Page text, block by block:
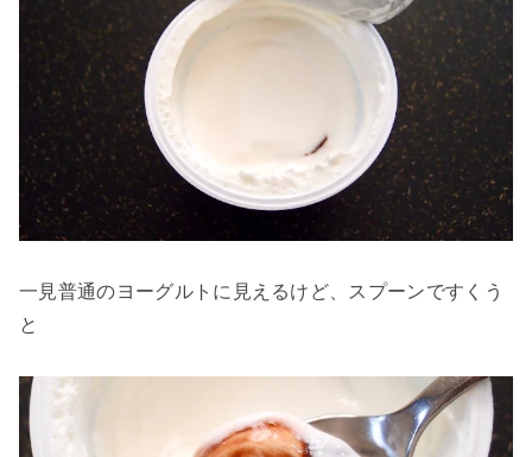
一見普通のヨーグルトに見えるけど、スプーンですくう
と